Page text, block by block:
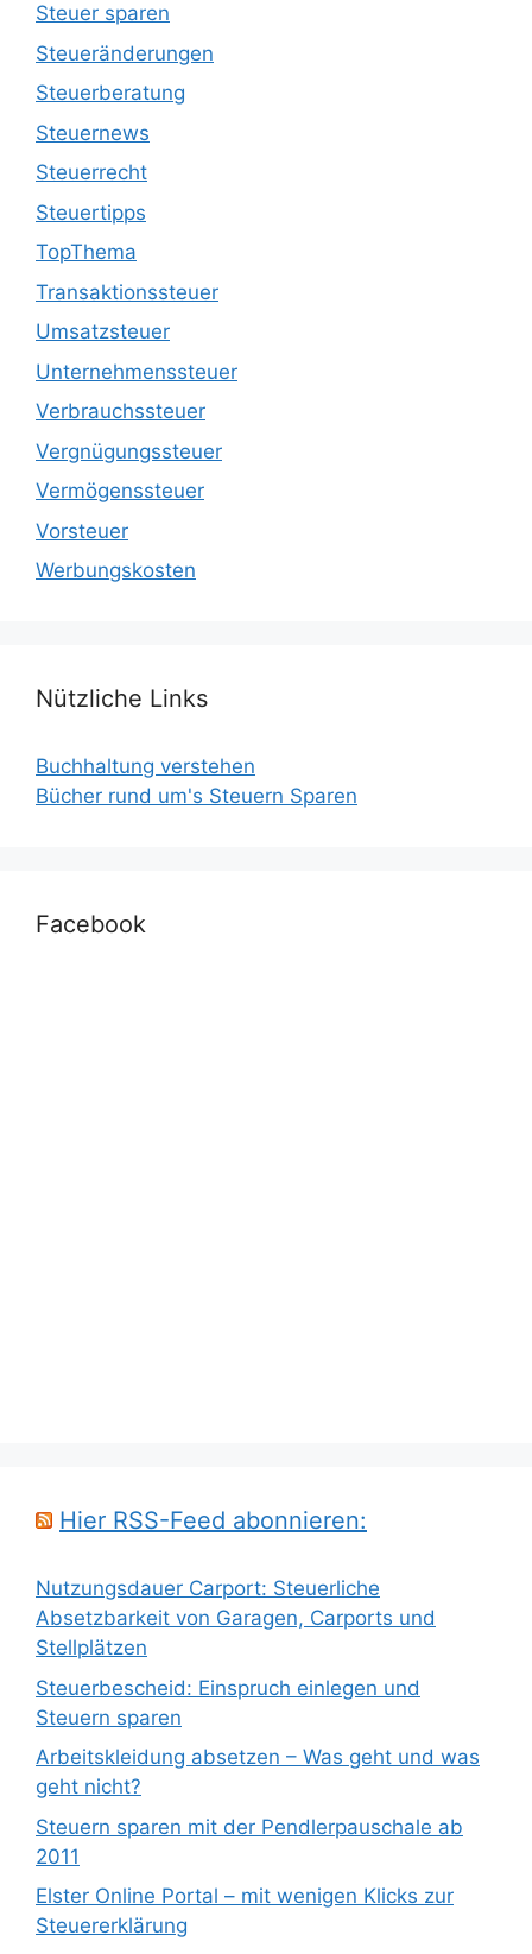
Steuer sparen
Steueränderungen
Steuerberatung
Steuernews
Steuerrecht
Steuertipps
TopThema
Transaktionssteuer
Umsatzsteuer
Unternehmenssteuer
Verbrauchssteuer
Vergnügungssteuer
Vermögenssteuer
Vorsteuer
Werbungskosten
Nützliche Links
Buchhaltung verstehen
Bücher rund um's Steuern Sparen
Facebook
Hier RSS-Feed abonnieren:
Nutzungsdauer Carport: Steuerliche
Absetzbarkeit von Garagen, Carports und
Stellplätzen
Steuerbescheid: Einspruch einlegen und
Steuern sparen
Arbeitskleidung absetzen – Was geht und was
geht nicht?
Steuern sparen mit der Pendlerpauschale ab
2011
Elster Online Portal – mit wenigen Klicks zur
Steuererklärung